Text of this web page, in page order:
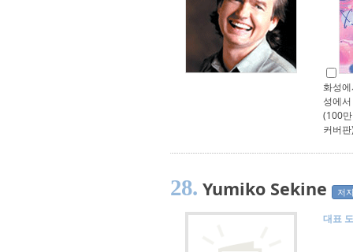
화성
성에
(100
커버
28. Yumiko Sekine 저
대표